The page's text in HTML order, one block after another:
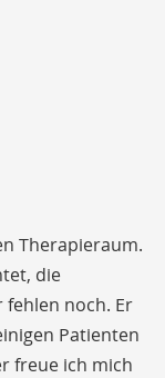
Therapieraum.
die
fehlen noch. Er
Patienten
freue ich mich